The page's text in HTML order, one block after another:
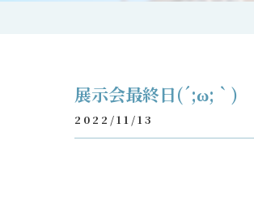
展示会最終日(´;ω;｀)
2022/11/13